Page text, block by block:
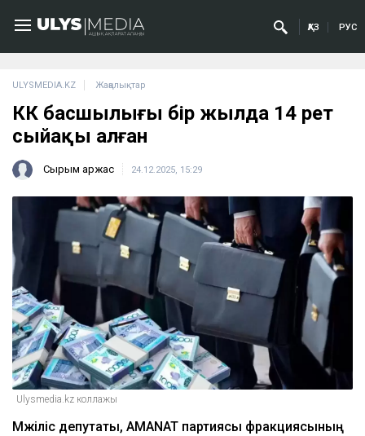
ҚАЗ РУС
ULYSMEDIA.KZ Жаңалықтар
ӘКК басшылығы бір жылда 14 рет
сыйақы алған
Сырым Қаржас 24.12.2025, 15:29
Ulysmedia.kz коллажы
Мәжіліс депутаты, AMANAT партиясы фракциясының